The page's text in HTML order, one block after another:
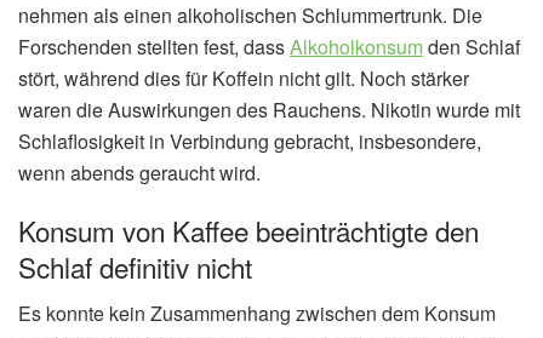
nehmen als einen alkoholischen Schlummertrunk. Die
Forschenden stellten fest, dassAlkoholkonsumden Schlaf
stört, während dies für Koffein nicht gilt. Noch stärker
waren die Auswirkungen des Rauchens. Nikotin wurde mit
Schlaflosigkeit in Verbindung gebracht, insbesondere,
wenn abends geraucht wird.
Konsum von Kaffee beeinträchtigte den
Schlaf definitiv nicht
Es konnte kein Zusammenhang zwischen dem Konsum